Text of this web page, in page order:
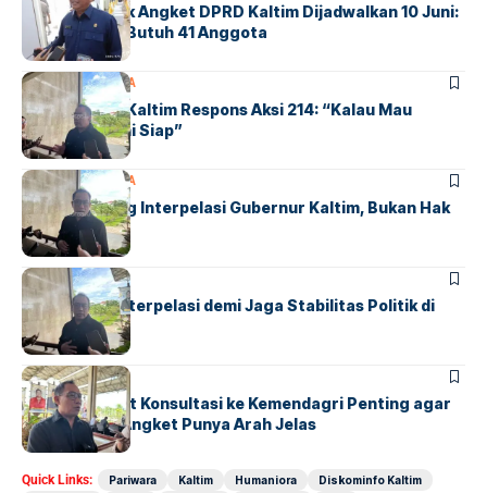
Paripurna Hak Angket DPRD Kaltim Dijadwalkan 10 Juni:
Pelaksanaan Butuh 41 Anggota
POLITIK SAMARINDA
Golkar DPRD Kaltim Respons Aksi 214: “Kalau Mau
Audiensi, Kami Siap”
POLITIKSAMARINDA
Golkar Dorong Interpelasi Gubernur Kaltim, Bukan Hak
Angket
POLITIK
Golkar Pilih Interpelasi demi Jaga Stabilitas Politik di
Kaltim
POLITIK
Sarkowi Sebut Konsultasi ke Kemendagri Penting agar
Polemik Hak Angket Punya Arah Jelas
Quick Links: Pariwara Kaltim Humaniora
Diskominfo Kaltim